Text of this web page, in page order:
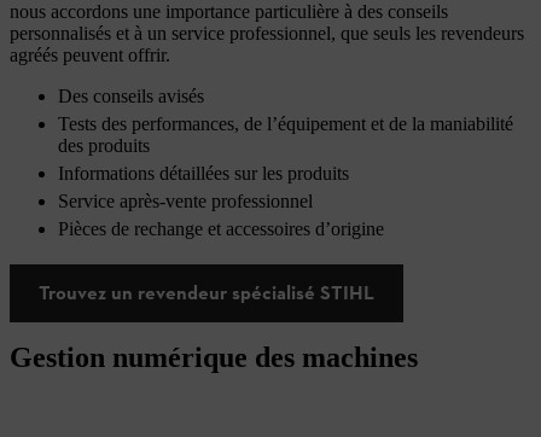
nous accordons une importance particulière à des conseils
personnalisés et à un service professionnel, que seuls les revendeurs
agréés peuvent offrir.
Des conseils avisés
Tests des performances, de l’équipement et de la maniabilité
des produits
Informations détaillées sur les produits
Service après-vente professionnel
Pièces de rechange et accessoires d’origine
Trouvez un revendeur spécialisé STIHL
Gestion numérique des machines